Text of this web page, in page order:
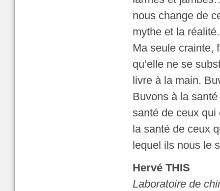
nous change de
mythe et la réalité.
Ma seule crainte,
qu’elle ne se
livre à la main.
Buvons à la
santé de ceux
la santé de ceux
lequel ils nous le
Hervé THIS
Laboratoire de